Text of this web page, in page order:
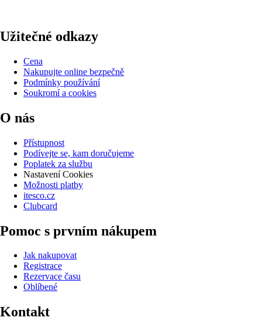
Užitečné odkazy
Cena
Nakupujte online bezpečně
Podmínky používání
Soukromí a cookies
O nás
Přístupnost
Podívejte se, kam doručujeme
Poplatek za službu
Nastavení Cookies
Možnosti platby
itesco.cz
Clubcard
Pomoc s prvním nákupem
Jak nakupovat
Registrace
Rezervace času
Oblíbené
Kontakt